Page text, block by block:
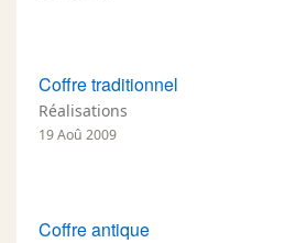
Coffre traditionnel
Réalisations
19 Aoû 2009
Coffre antique